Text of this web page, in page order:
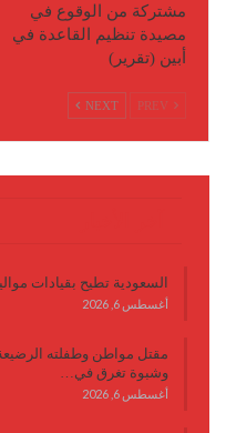
مشتركة من الوقوع في
مصيدة تنظيم القاعدة في
أبين (تقرير)
NEXT
السعودية تطيح بقيادات
أغسطس 6, 2026
مقتل مواطن وطفلته
وشبوة تغرق في…
أغسطس 6, 2026